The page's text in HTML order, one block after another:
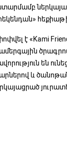
է «Kami
են
և